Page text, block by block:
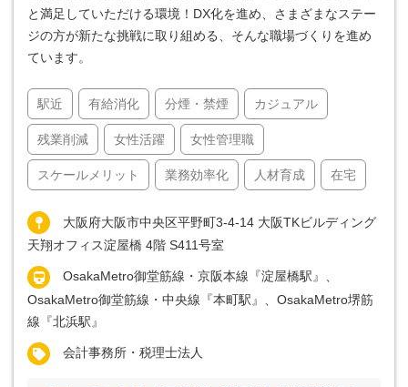
と満足していただける環境！DX化を進め、さまざまなステー
ジの方が新たな挑戦に取り組める、そんな職場づくりを進め
ています。
駅近 有給消化 分煙・禁煙 カジュアル
残業削減 女性活躍 女性管理職
スケールメリット 業務効率化 人材育成 在宅
大阪府大阪市中央区平野町3-4-14 大阪TKビルディング
天翔オフィス淀屋橋 4階 S411号室
OsakaMetro御堂筋線・京阪本線『淀屋橋駅』、
OsakaMetro御堂筋線・中央線『本町駅』、OsakaMetro堺筋
線『北浜駅』
会計事務所・税理士法人